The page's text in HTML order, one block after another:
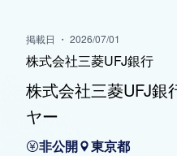
掲載日 ・ 2026/07/01
株式会社三菱UFJ銀行
株式会社三菱UFJ銀
ヤー
非公開 東京都